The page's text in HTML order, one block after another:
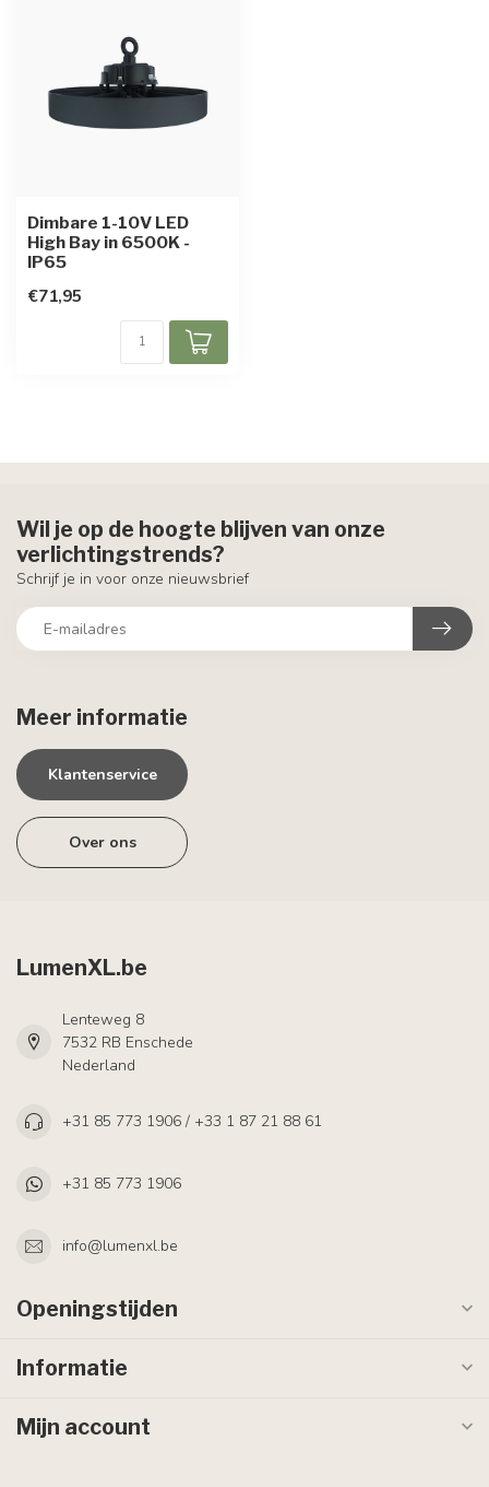
Dimbare 1-10V LED
High Bay in 6500K -
IP65
€71,95
Meer informatie
Klantenservice
Over ons
Wil je op de hoogte blijven van onze
verlichtingstrends?
Schrijf je in voor onze nieuwsbrief
LumenXL.be
Lenteweg 8
7532 RB Enschede
Nederland
+31 85 773 1906 / +33 1 87 21 88 61
+31 85 773 1906
info@lumenxl.be
Openingstijden
Informatie
Mijn account